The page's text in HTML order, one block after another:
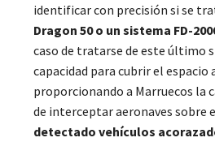
identificar con precisión si se
Dragon 50 o un sistema FD-
caso de tratarse de este último
capacidad para cubrir el espacio
proporcionando a Marruecos la
de interceptar aeronaves sobre
detectado vehículos